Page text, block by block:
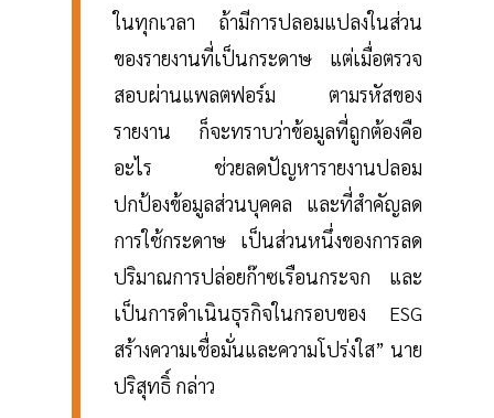
ในทุกเวลา ถ้ามีการปลอมแปลงในส่วน
ของรายงานที่เป็นกระดาษ แต่เมื่อตรวจ
สอบผ่านแพลตฟอร์ม ตามรหัสของ
รายงาน ก็จะทราบว่าข้อมูลที่ถูกต้องคือ
อะไร ช่วยลดปัญหารายงานปลอม
ปกป้องข้อมูลส่วนบุคคล และที่สำคัญลด
การใช้กระดาษ เป็นส่วนหนึ่งของการลด
ปริมาณการปล่อยก๊าซเรือนกระจก และ
เป็นการดำเนินธุรกิจในกรอบของ ESG
สร้างความเชื่อมั่นและความโปร่งใส” นาย
ปริสุทธิ์ กล่าว